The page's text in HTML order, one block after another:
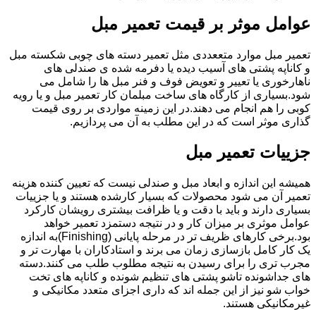
عوامل موثر بر قیمت تعمیر مبل
تعمیر مبل موارد متععددی مثل تعمیر دسته های چوبی شکسته مبل
و کاناپه پشتی های آسیب دیده یا دفرمه شده ی صندلی های
ناهارخوری یا تعییر و تعویض فوف و فنر مبل ها را شامل می
شود.بسیاری از کارگاه های ساخت مبلمان کار تعمیر مبل و یا رویه
کوبی را هم انجام می دهند.در این زمینه مواردی بر روی قیمت
گذاری موثر است که در این مطلب به آن می پردازیم.
جزییات تعمیر مبل
همیشه این اندازه و ابعاد مبل و صندلی نیست که تعیین کننده هزینه
تعمیر آن می شود محصولات که بسیار کارشده هستند و یا جزییات
بسیاری دارند و باید با دقت و یا ظرافت بیشتری رویشان کارکرد
عوامل موثری بر میزان کار و در نتیجه دستمزد تعمیر خواهد
بود.برخی کارهای ظریف تر در مرحله پایانی (Finishing)به اندازه
یک کار کامل بازسازی زمان می برند و استادکاران با مهارت تر و
مجرب تری را برای رسیدن به نتیجه مطلوب طلب می کنند.دسته
های جداشونده تاشو پشتی های تنظیم شونده و کاناپه های تخت
خواب شو نیز از این جمله اند که داری اجزای متعدد مکانیکی و
غیرمکانیکی هستند.